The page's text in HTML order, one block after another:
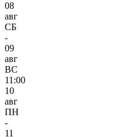
08
авг
СБ
-
09
авг
ВС
11:00
10
авг
ПН
-
11